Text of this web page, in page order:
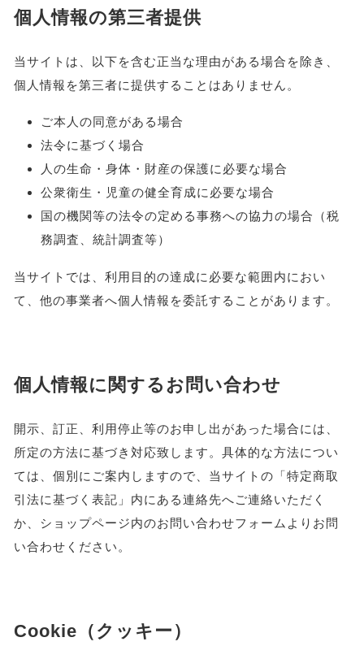
個人情報の第三者提供
当サイトは、以下を含む正当な理由がある場合を除き、
個人情報を第三者に提供することはありません。
ご本人の同意がある場合
法令に基づく場合
人の生命・身体・財産の保護に必要な場合
公衆衛生・児童の健全育成に必要な場合
国の機関等の法令の定める事務への協力の場合（税
務調査、統計調査等）
当サイトでは、利用目的の達成に必要な範囲内におい
て、他の事業者へ個人情報を委託することがあります。
個人情報に関するお問い合わせ
開示、訂正、利用停止等のお申し出があった場合には、
所定の方法に基づき対応致します。具体的な方法につい
ては、個別にご案内しますので、当サイトの「特定商取
引法に基づく表記」内にある連絡先へご連絡いただく
か、ショップページ内のお問い合わせフォームよりお問
い合わせください。
Cookie（クッキー）